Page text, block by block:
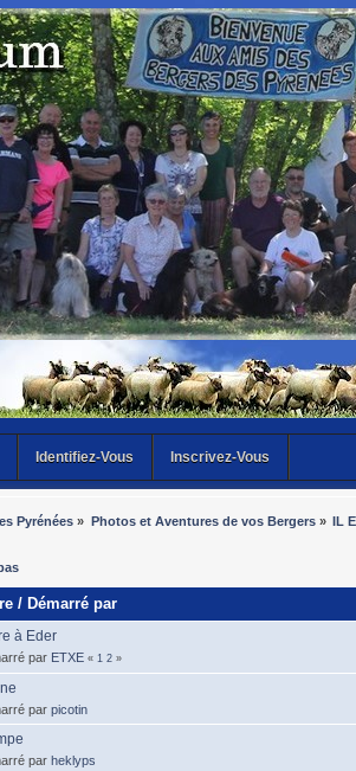
Identifiez-Vous Inscrivez-Vous
Pyrénées » Photos et Aventures de vos Bergers» IL
/ Démarré par
à Eder
par ETXE « 1 2 »
par picotin
par heklyps